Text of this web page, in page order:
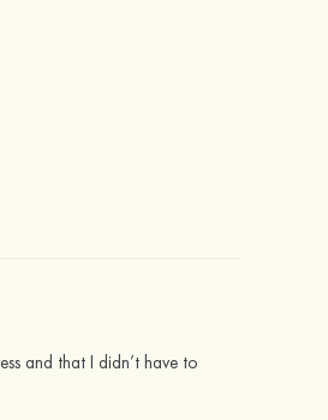
and that I didn’t have to